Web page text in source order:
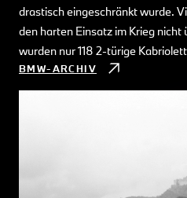
drastisch eingeschränkt wurde.
den harten Einsatz im Krieg
wurden nur 118 2-türige
BMW-ARCHIV